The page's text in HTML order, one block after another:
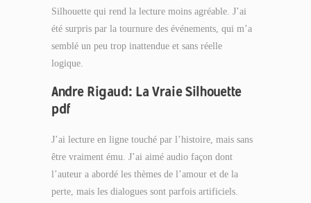
Silhouette qui rend la lecture moins agréable. J’ai
été surpris par la tournure des événements, qui m’a
semblé un peu trop inattendue et sans réelle
logique.
Andre Rigaud: La Vraie Silhouette
pdf
J’ai lecture en ligne touché par l’histoire, mais sans
être vraiment ému. J’ai aimé audio façon dont
l’auteur a abordé les thèmes de l’amour et de la
perte, mais les dialogues sont parfois artificiels.